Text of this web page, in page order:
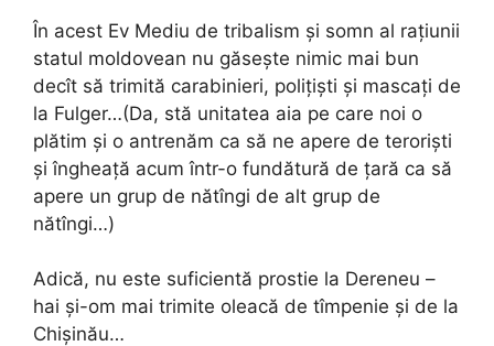
În acest Ev Mediu de tribalism și somn al rațiunii
statul moldovean nu găsește nimic mai bun
decît să trimită carabinieri, polițiști și mascați de
la Fulger…(Da, stă unitatea aia pe care noi o
plătim și o antrenăm ca să ne apere de teroriști
și îngheață acum într-o fundătură de țară ca să
apere un grup de nătîngi de alt grup de
nătîngi…)
Adică, nu este suficientă prostie la Dereneu –
hai și-om mai trimite oleacă de tîmpenie și de la
Chișinău…